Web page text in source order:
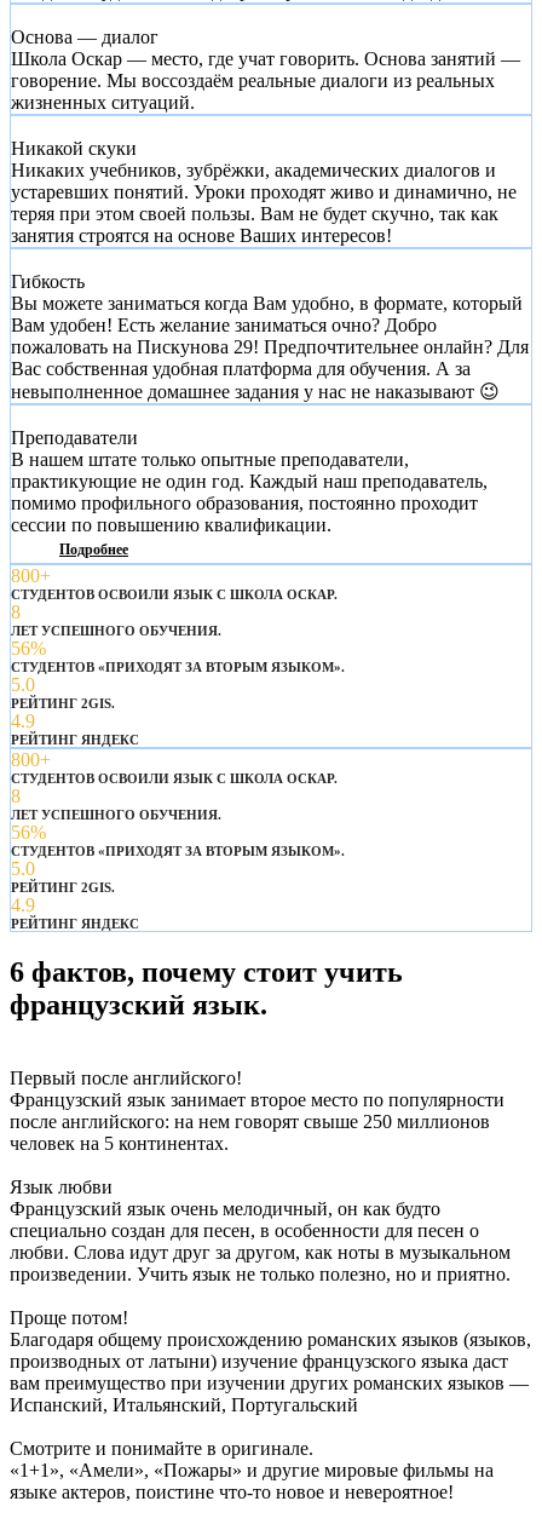
Основа — диалог
Школа Оскар — место, где учат говорить. Основа занятий —
говорение. Мы воссоздаём реальные диалоги из реальных
жизненных ситуаций.
Никакой скуки
Никаких учебников, зубрёжки, академических диалогов и
устаревших понятий. Уроки проходят живо и динамично, не
теряя при этом своей пользы. Вам не будет скучно, так как
занятия строятся на основе Ваших интересов!
Гибкость
Вы можете заниматься когда Вам удобно, в формате, который
Вам удобен! Есть желание заниматься очно? Добро
пожаловать на Пискунова 29! Предпочтительнее онлайн? Для
Вас собственная удобная платформа для обучения. А за
невыполненное домашнее задания у нас не наказывают 😉
Преподаватели
В нашем штате только опытные преподаватели,
практикующие не один год. Каждый наш преподаватель,
помимо профильного образования, постоянно проходит
сессии по повышению квалификации.
Подробнее
800+
СТУДЕНТОВ ОСВОИЛИ ЯЗЫК С ШКОЛА ОСКАР.
8
ЛЕТ УСПЕШНОГО ОБУЧЕНИЯ.
56%
СТУДЕНТОВ «ПРИХОДЯТ ЗА ВТОРЫМ ЯЗЫКОМ».
5.0
РЕЙТИНГ 2GIS.
4.9
РЕЙТИНГ ЯНДЕКС
800+
СТУДЕНТОВ ОСВОИЛИ ЯЗЫК С ШКОЛА ОСКАР.
8
ЛЕТ УСПЕШНОГО ОБУЧЕНИЯ.
56%
СТУДЕНТОВ «ПРИХОДЯТ ЗА ВТОРЫМ ЯЗЫКОМ».
5.0
РЕЙТИНГ 2GIS.
4.9
РЕЙТИНГ ЯНДЕКС
6 фактов, почему стоит учить
французский язык.
Первый после английского!
Французский язык занимает второе место по популярности
после английского: на нем говорят свыше 250 миллионов
человек на 5 континентах.
Язык любви
Французский язык очень мелодичный, он как будто
специально создан для песен, в особенности для песен о
любви. Слова идут друг за другом, как ноты в музыкальном
произведении. Учить язык не только полезно, но и приятно.
Проще потом!
Благодаря общему происхождению романских языков (языков,
производных от латыни) изучение французского языка даст
вам преимущество при изучении других романских языков —
Испанский, Итальянский, Португальский
Смотрите и понимайте в оригинале.
«1+1», «Амели», «Пожары» и другие мировые фильмы на
языке актеров, поистине что-то новое и невероятное!